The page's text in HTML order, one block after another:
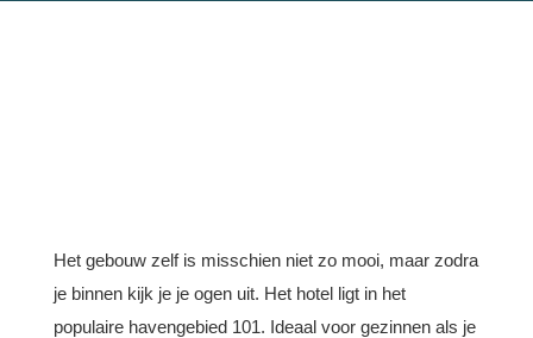
Het gebouw zelf is misschien niet zo mooi, maar zodra
je binnen kijk je je ogen uit. Het hotel ligt in het
populaire havengebied 101. Ideaal voor gezinnen als je